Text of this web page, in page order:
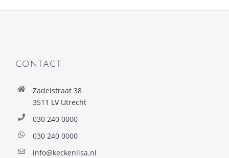
CONTACT
Zadelstraat 38
3511 LV Utrecht
030 240 0000
030 240 0000
info@keckenlisa.nl